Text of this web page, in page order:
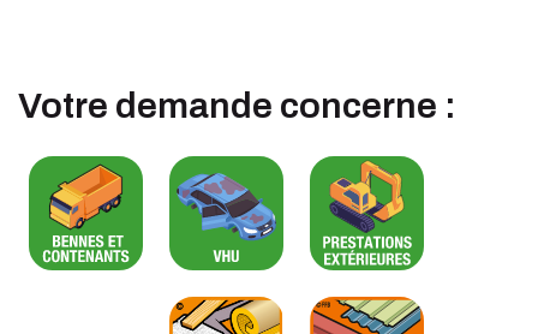
Votre demande concerne :